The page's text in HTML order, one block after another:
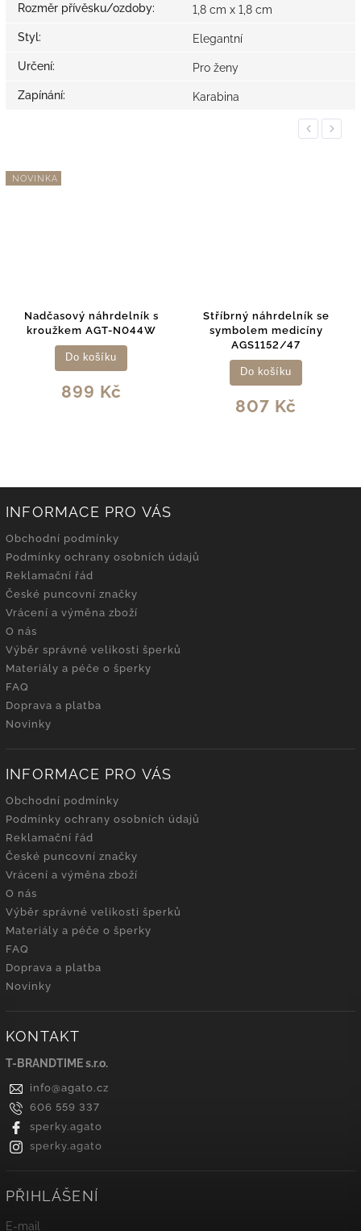
Rozměr přívěsku/ozdoby: 1,8 cm x 1,8 cm
Styl: Elegantní
Určení: Pro ženy
Zapínání: Karabina
Previous
NOVINKA
Nadčasový náhrdelník s
kroužkem AGT-N044W
899 Kč
Do košíku
Stříbrný náhrdelník se
symbolem medicíny
AGS1152/47
807 Kč
Do košíku
Next
INFORMACE PRO VÁS
Obchodní podmínky
Podmínky ochrany osobních údajů
Reklamační řád
České puncovní značky
Vrácení a výměna zboží
O nás
Výběr správné velikosti šperků
Materiály a péče o šperky
FAQ
Doprava a platba
Novinky
INFORMACE PRO VÁS
Obchodní podmínky
Podmínky ochrany osobních údajů
Reklamační řád
České puncovní značky
Vrácení a výměna zboží
O nás
Výběr správné velikosti šperků
Materiály a péče o šperky
FAQ
Doprava a platba
Novinky
KONTAKT
T-BRANDTIME s.r.o.
info@agato.cz
606 559 337
sperky.agato
sperky.agato
PŘIHLÁŠENÍ
E-mail